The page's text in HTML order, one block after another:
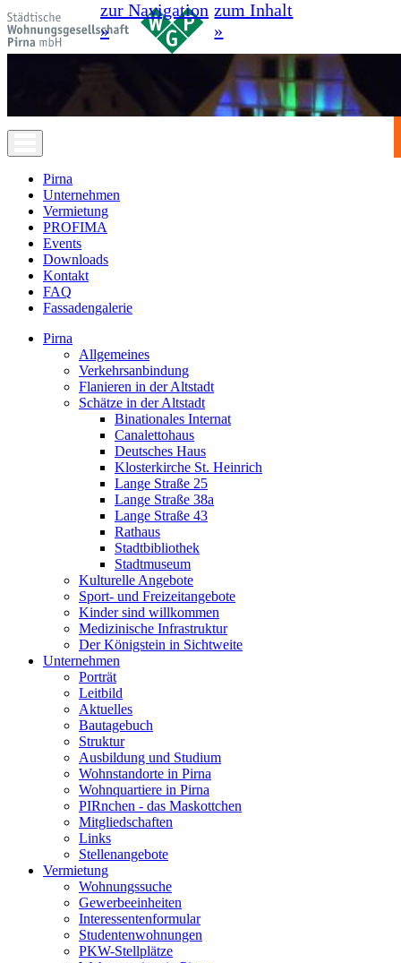
zur Navigation
»
zum Inhalt
»
Pirna
Unternehmen
Vermietung
PROFIMA
Events
Downloads
Kontakt
FAQ
Fassadengalerie
Pirna
Allgemeines
Verkehrsanbindung
Flanieren in der Altstadt
Schätze in der Altstadt
Binationales Internat
Canalettohaus
Deutsches Haus
Klosterkirche St. Heinrich
Lange Straße 25
Lange Straße 38a
Lange Straße 43
Rathaus
Stadtbibliothek
Stadtmuseum
Kulturelle Angebote
Sport- und Freizeitangebote
Kinder sind willkommen
Medizinische Infrastruktur
Der Königstein in Sichtweite
Unternehmen
Porträt
Leitbild
Aktuelles
Bautagebuch
Struktur
Ausbildung und Studium
Wohnstandorte in Pirna
Wohnquartiere in Pirna
PIRnchen - das Maskottchen
Mitgliedschaften
Links
Stellenangebote
Vermietung
Wohnungssuche
Gewerbeeinheiten
Interessentenformular
Studentenwohnungen
PKW-Stellplätze